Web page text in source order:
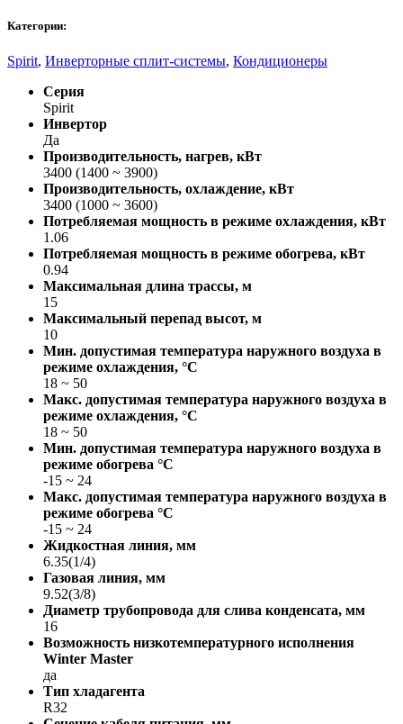
Категории:
Spirit, Инверторные сплит-системы, Кондиционеры
Серия
Spirit
Инвертор
Да
Производительность, нагрев, кВт
3400 (1400 ~ 3900)
Производительность, охлаждение, кВт
3400 (1000 ~ 3600)
Потребляемая мощность в режиме охлаждения, кВт
1.06
Потребляемая мощность в режиме обогрева, кВт
0.94
Максимальная длина трассы, м
15
Максимальный перепад высот, м
10
Мин. допустимая температура наружного воздуха в
режиме охлаждения, °С
18 ~ 50
Макс. допустимая температура наружного воздуха в
режиме охлаждения, °С
18 ~ 50
Мин. допустимая температура наружного воздуха в
режиме обогрева °С
-15 ~ 24
Макс. допустимая температура наружного воздуха в
режиме обогрева °С
-15 ~ 24
Жидкостная линия, мм
6.35(1/4)
Газовая линия, мм
9.52(3/8)
Диаметр трубопровода для слива конденсата, мм
16
Возможность низкотемпературного исполнения
Winter Master
да
Тип хладагента
R32